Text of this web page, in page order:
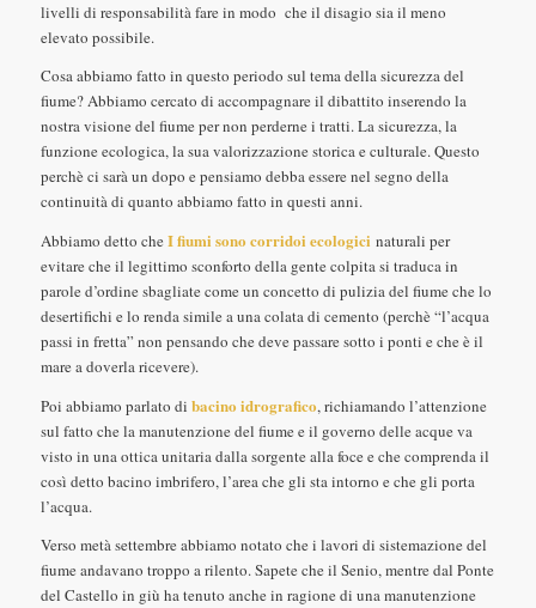
livelli di responsabilità fare in modo che il disagio sia il meno
elevato possibile.
Cosa abbiamo fatto in questo periodo sul tema della sicurezza del
fiume? Abbiamo cercato di accompagnare il dibattito inserendo la
nostra visione del fiume per non perderne i tratti. La sicurezza, la
funzione ecologica, la sua valorizzazione storica e culturale. Questo
perchè ci sarà un dopo e pensiamo debba essere nel segno della
continuità di quanto abbiamo fatto in questi anni.
Abbiamo detto cheI fiumi sono corridoi ecologici naturali per
evitare che il legittimo sconforto della gente colpita si traduca in
parole d’ordine sbagliate come un concetto di pulizia del fiume che lo
desertifichi e lo renda simile a una colata di cemento (perchè “l’acqua
passi in fretta” non pensando che deve passare sotto i ponti e che è il
mare a doverla ricevere).
Poi abbiamo parlato di bacino idrografico, richiamando l’attenzione
sul fatto che la manutenzione del fiume e il governo delle acque va
visto in una ottica unitaria dalla sorgente alla foce e che comprenda il
così detto bacino imbrifero, l’area che gli sta intorno e che gli porta
l’acqua.
Verso metà settembre abbiamo notato che i lavori di sistemazione del
fiume andavano troppo a rilento. Sapete che il Senio, mentre dal Ponte
del Castello in giù ha tenuto anche in ragione di una manutenzione